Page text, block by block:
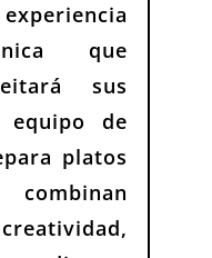
que
sus
equipo de
platos